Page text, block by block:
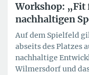
Workshop: „Fit
nachhaltigen
Auf dem Spielfeld
abseits des Platzes
nachhaltige
Wilmersdorf und